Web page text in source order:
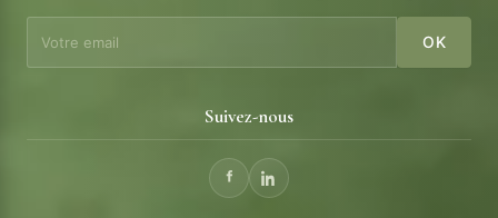
OK
Suivez-nous